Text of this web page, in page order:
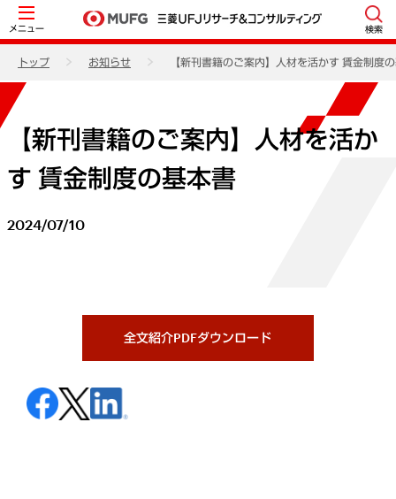
メニュー 検索
トップ お知らせ 【新刊書籍のご案内】人材を活かす 賃金制度
【新刊書籍のご案内】人材を活か
す 賃金制度の基本書
2024/07/10
全文紹介PDFダウンロード